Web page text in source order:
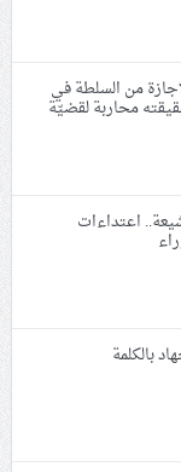
من السلطة في
محاربة لقضيّة
اعتداءات
بالكلمة